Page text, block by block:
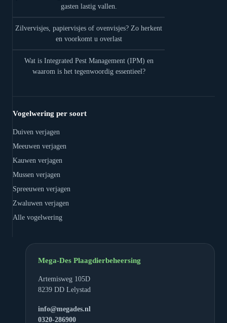
gasten lastig vallen.
Zilvervisjes, papiervisjes of ovenvisjes? Zo herkent
en voorkomt u overlast
Wat is Integrated Pest Management (IPM) en
waarom is het tegenwoordig essentieel?
Vogelwering per soort
Duiven verjagen
Meeuwen verjagen
Kauwen verjagen
Mussen verjagen
Spreeuwen verjagen
Zwaluwen verjagen
Alle vogelwering
Mega-Des Plaagdierbeheersing
Artemisweg 105D
8239 DD Lelystad
info@megades.nl
0320-286900